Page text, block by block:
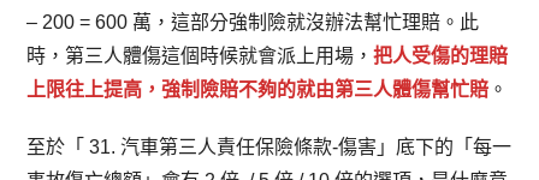
– 200 = 600 萬，這部分強制險就沒辦法幫忙理賠。此
時，第三人體傷這個時候就會派上用場，把人受傷的理賠
上限往上提高，強制險賠不夠的就由第三人體傷幫忙賠 。
至於「 31. 汽車第三人責任保險條款-傷害」底下的「每一